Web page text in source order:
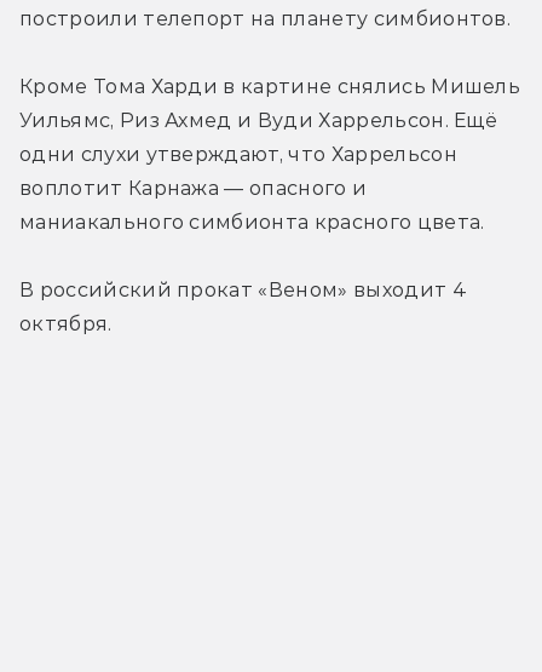
построили телепорт на планету симбионтов.
Кроме Тома Харди в картине снялись Мишель
Уильямс, Риз Ахмед и Вуди Харрельсон. Ещё
одни слухи утверждают, что Харрельсон
воплотит Карнажа — опасного и
маниакального симбионта красного цвета.
В российский прокат «Веном» выходит 4
октября.